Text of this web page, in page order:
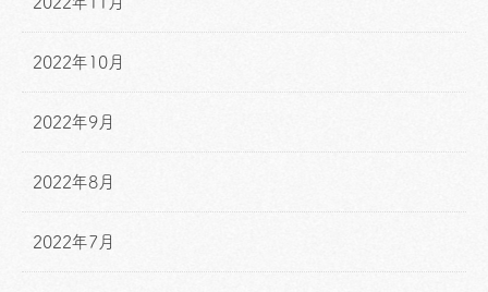
2022年10月
2022年9月
2022年8月
2022年7月